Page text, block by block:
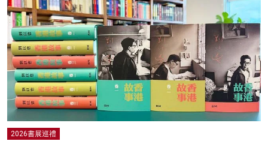
2026書展巡禮